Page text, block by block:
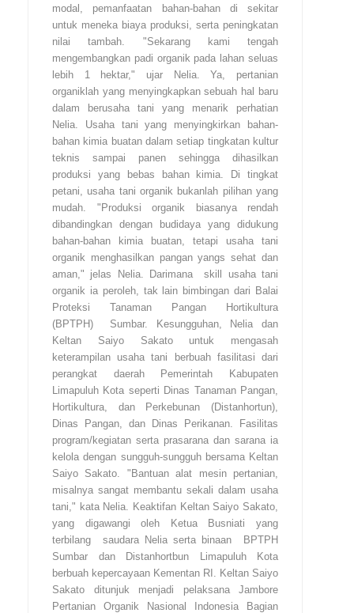
modal, pemanfaatan bahan-bahan di sekitar
untuk meneka biaya produksi, serta peningkatan
nilai tambah. "Sekarang kami tengah
mengembangkan padi organik pada lahan seluas
lebih 1 hektar," ujar Nelia. Ya, pertanian
organiklah yang menyingkapkan sebuah hal baru
dalam berusaha tani yang menarik perhatian
Nelia. Usaha tani yang menyingkirkan bahan-
bahan kimia buatan dalam setiap tingkatan kultur
teknis sampai panen sehingga dihasilkan
produksi yang bebas bahan kimia. Di tingkat
petani, usaha tani organik bukanlah pilihan yang
mudah. "Produksi organik biasanya rendah
dibandingkan dengan budidaya yang didukung
bahan-bahan kimia buatan, tetapi usaha tani
organik menghasilkan pangan yangs sehat dan
aman," jelas Nelia. Darimana skill usaha tani
organik ia peroleh, tak lain bimbingan dari Balai
Proteksi Tanaman Pangan Hortikultura
(BPTPH) Sumbar. Kesungguhan, Nelia dan
Keltan Saiyo Sakato untuk mengasah
keterampilan usaha tani berbuah fasilitasi dari
perangkat daerah Pemerintah Kabupaten
Limapuluh Kota seperti Dinas Tanaman Pangan,
Hortikultura, dan Perkebunan (Distanhortun),
Dinas Pangan, dan Dinas Perikanan. Fasilitas
program/kegiatan serta prasarana dan sarana ia
kelola dengan sungguh-sungguh bersama Keltan
Saiyo Sakato. "Bantuan alat mesin pertanian,
misalnya sangat membantu sekali dalam usaha
tani," kata Nelia. Keaktifan Keltan Saiyo Sakato,
yang digawangi oleh Ketua Busniati yang
terbilang saudara Nelia serta binaan BPTPH
Sumbar dan Distanhortbun Limapuluh Kota
berbuah kepercayaan Kementan RI. Keltan Saiyo
Sakato ditunjuk menjadi pelaksana Jambore
Pertanian Organik Nasional Indonesia Bagian